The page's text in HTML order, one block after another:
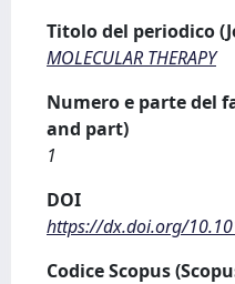
Titolo del periodico
MOLECULAR THERAPY
Numero e parte del
and part)
1
DOI
https://dx.doi.org/
Codice Scopus